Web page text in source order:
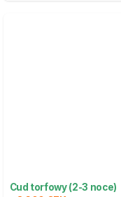
Cud torfowy (2-3 noce)